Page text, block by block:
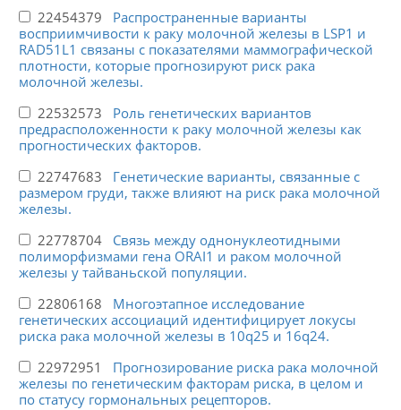
22454379 Распространенные варианты
восприимчивости к раку молочной железы в LSP1 и
RAD51L1 связаны с показателями маммографической
плотности, которые прогнозируют риск рака
молочной железы.
22532573 Роль генетических вариантов
предрасположенности к раку молочной железы как
прогностических факторов.
22747683 Генетические варианты, связанные с
размером груди, также влияют на риск рака молочной
железы.
22778704 Связь между однонуклеотидными
полиморфизмами гена ORAI1 и раком молочной
железы у тайваньской популяции.
22806168 Многоэтапное исследование
генетических ассоциаций идентифицирует локусы
риска рака молочной железы в 10q25 и 16q24.
22972951 Прогнозирование риска рака молочной
железы по генетическим факторам риска, в целом и
по статусу гормональных рецепторов.